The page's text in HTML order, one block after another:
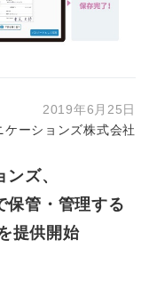
2019年6月25日
ケーションズ株式会社
ズ、
保管・管理する
提供開始